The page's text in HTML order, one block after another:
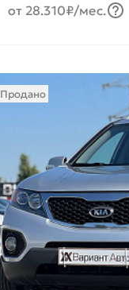
от 28.310₽/мес.
Продано